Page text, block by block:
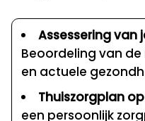
Assessering
Beoordeling van
en actuele
Thuiszorgplan
een persoonlijk